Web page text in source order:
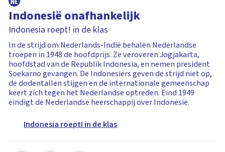
Indonesië onafhankelijk
Indonesia roept! in de klas
In de strijd om Nederlands-Indië behalen Nederlandse
troepen in 1948 de hoofdprijs. Ze veroveren Jogjakarta,
hoofdstad van de Republik Indonesia, en nemen president
Soekarno gevangen. De Indonesiërs geven de strijd niet op,
de dodentallen stijgen en de internationale gemeenschap
keert zich tegen het Nederlandse optreden. Eind 1949
eindigt de Nederlandse heerschappij over Indonesië.
Indonesia roept! in de klas